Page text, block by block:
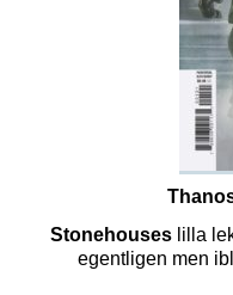
Stonehouseslilla
egentligen men